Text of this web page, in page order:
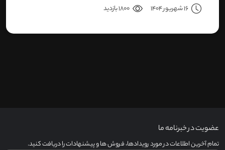
سری دوربین هاست.
16 شهریور 1404 1800 بازدید
عضویت در خبرنامه ما
تمام آخرین اطلاعات در مورد رویدادها، فروش ها و پیشنهادات را دریافت کنید.